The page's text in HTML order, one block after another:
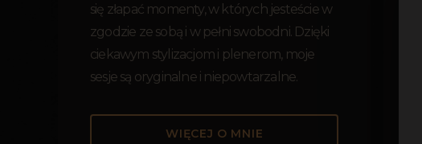
się złapać momenty, w których jesteście w
zgodzie ze sobą i w pełni swobodni. Dzięki
ciekawym stylizacjom i plenerom, moje
sesje są oryginalne i niepowtarzalne.
WIĘCEJ O MNIE